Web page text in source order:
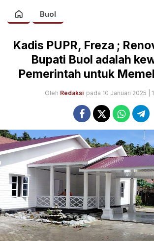
Buol
Kadis PUPR, Freza ;
Bupati Buol adalah
Pemerintah untuk
Oleh Redaksi pada 10 Januari 2025 |